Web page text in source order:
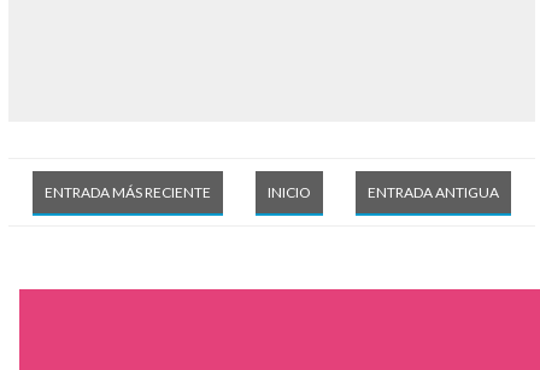
ENTRADA MÁS RECIENTE ENTRADA ANTIGUA
INICIO